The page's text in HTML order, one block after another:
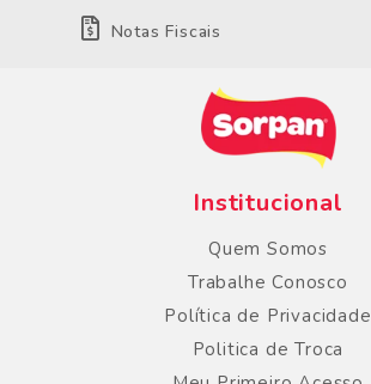
Notas Fiscais
Institucional
Quem Somos
Trabalhe Conosco
Política de Privacidade
Politica de Troca